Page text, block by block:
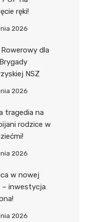
ręki!
2026
dla
NSZ
2026
tragedia na
rodzice w
2026
w nowej
– inwestycja
2026